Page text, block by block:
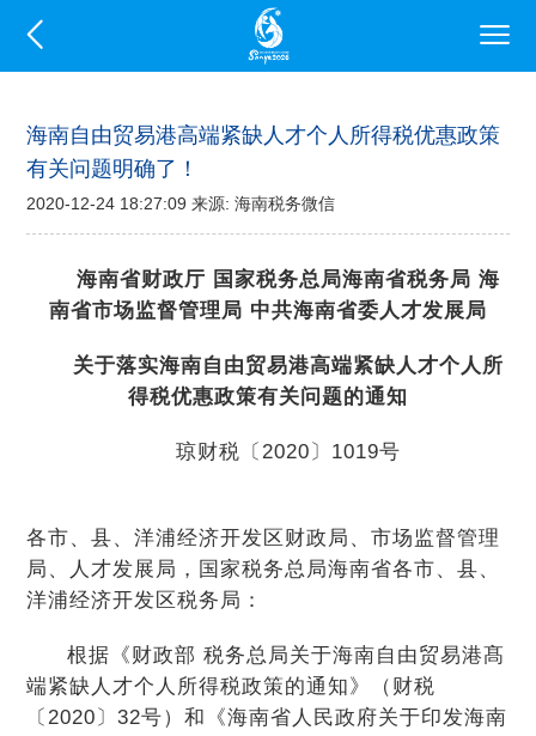
海南自由贸易港高端紧缺人才个人所得税优惠政策
有关问题明确了！
2020-12-24 18:27:09 来源: 海南税务微信
海南省财政厅 国家税务总局海南省税务局 海
南省市场监督管理局 中共海南省委人才发展局
关于落实海南自由贸易港高端紧缺人才个人所
得税优惠政策有关问题的通知
琼财税〔2020〕1019号
各市、县、洋浦经济开发区财政局、市场监督管理
局、人才发展局，国家税务总局海南省各市、县、
洋浦经济开发区税务局：
根据《财政部 税务总局关于海南自由贸易港髙
端紧缺人才个人所得税政策的通知》（财税
〔2020〕32号）和《海南省人民政府关于印发海南